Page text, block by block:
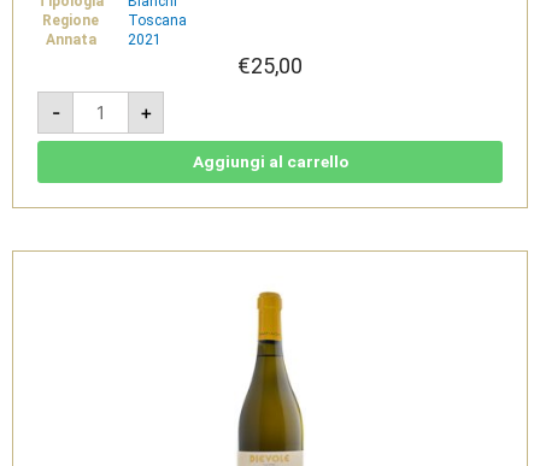
Regione
Toscana
Annata
2021
€25,00
-
Campinovi
2021
-
Bianco
Dievole
+
Aggiungi al carrello